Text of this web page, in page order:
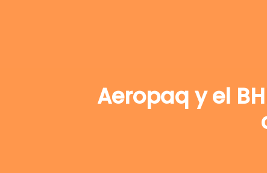
Aeropaq y el